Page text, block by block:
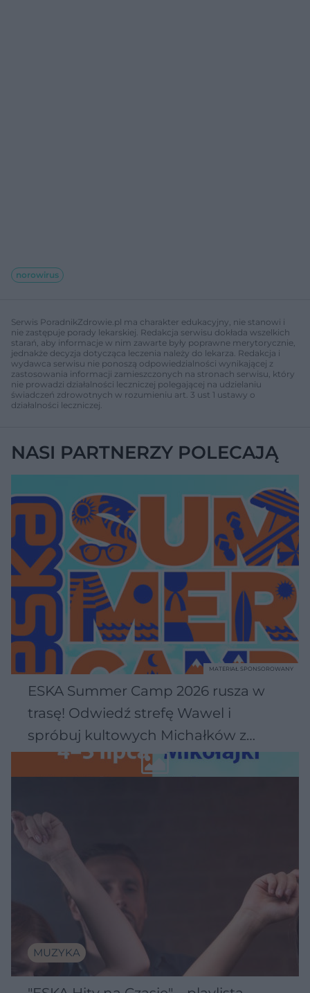
norowirus
Serwis PoradnikZdrowie.pl ma charakter edukacyjny, nie stanowi i
nie zastępuje porady lekarskiej. Redakcja serwisu dokłada wszelkich
starań, aby informacje w nim zawarte były poprawne merytorycznie,
jednakże decyzja dotycząca leczenia należy do lekarza. Redakcja i
wydawca serwisu nie ponoszą odpowiedzialności wynikającej z
zastosowania informacji zamieszczonych na stronach serwisu, który
nie prowadzi działalności leczniczej polegającej na udzielaniu
świadczeń zdrowotnych w rozumieniu art. 3 ust 1 ustawy o
działalności leczniczej.
NASI PARTNERZY POLECAJĄ
ESKA Summer Camp 2026 rusza w
trasę! Odwiedź strefę Wawel i
spróbuj kultowych Michałków z
Wawelu
MATERIAŁ SPONSOROWANY
MUZYKA